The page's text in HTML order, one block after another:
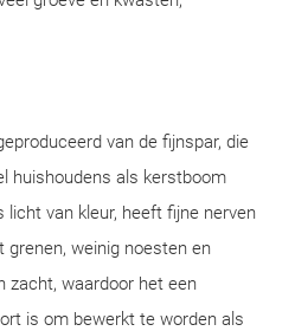
van de fijnspar, die
huishoudens als kerstboom
van kleur, heeft fijne nerven
weinig noesten en
zacht, waardoor het een
is om bewerkt te worden als